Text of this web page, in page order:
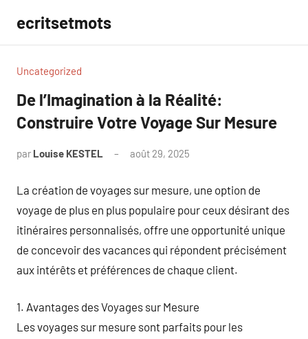
contenu
ecritsetmots
Uncategorized
De l’Imagination à la Réalité:
Construire Votre Voyage Sur Mesure
par Louise KESTEL août 29, 2025
La création de voyages sur mesure, une option de
voyage de plus en plus populaire pour ceux désirant des
itinéraires personnalisés, offre une opportunité unique
de concevoir des vacances qui répondent précisément
aux intérêts et préférences de chaque client.
1. Avantages des Voyages sur Mesure
Les voyages sur mesure sont parfaits pour les